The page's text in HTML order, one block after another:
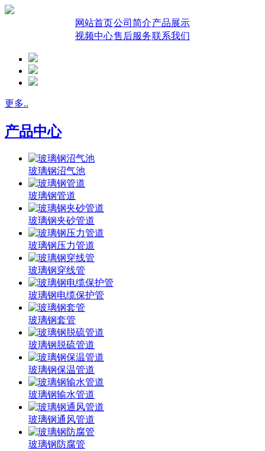
网站首页公司简介产品展示
视频中心售后服务联系我们
更多..
产品中心
玻璃钢沼气池
玻璃钢管道
玻璃钢夹砂管道
玻璃钢压力管道
玻璃钢穿线管
玻璃钢电缆保护管
玻璃钢套管
玻璃钢脱硫管道
玻璃钢保温管道
玻璃钢输水管道
玻璃钢通风管道
玻璃钢防腐管